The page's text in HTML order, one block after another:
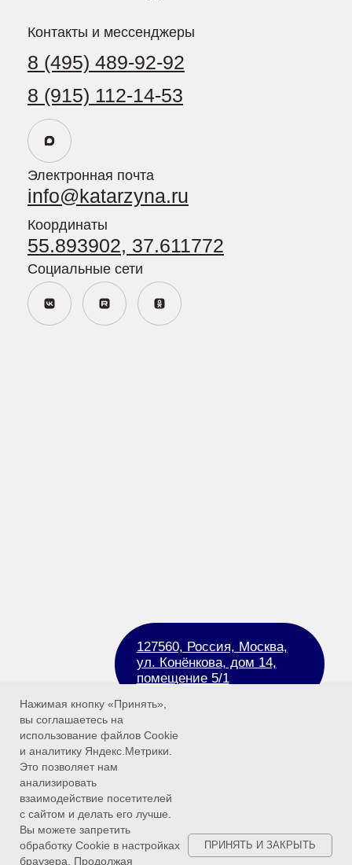
Согласие на получение рекламно-информационных
материалов
Сайт разработан
MAJIX.RU
Согласие пользователя сайта на обработку персональных
данных
Политика конфиденциальности персональных данных
посетителей сайта
Политика в отношении обработки персональных данных
127560, Россия, Москва,
Нажимая кнопку «Принять»,
вы соглашаетесь на
использование файлов Cookie
и аналитику Яндекс.Метрики.
Это позволяет нам
анализировать
взаимодействие посетителей
с сайтом и делать его лучше.
Вы можете запретить
обработку Cookie в настройках
браузера. Продолжая
ПРИНЯТЬ И ЗАКРЫТЬ